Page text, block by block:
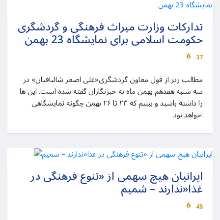
تدارکات وزارت میراث فرهنگی و گردشگری
حکومت اسلامی برای نمایشگاه 23 بهمن
37
مطالب زیر از قول معاون گردشگری«علی اصغر شالبافیان» در
سه شنبه هفدهم بهمن ماه به خبرنگاران گفته شده است. این ها
را داشته باشید و ببنیم که ۲۳ تا ۲۶ بهمن چگونه نمایشگاهی
خواهد بود:
ایرانیان هیچ سهمی از «تنوع فرهنگی در
غذا«ندارند – شمیم
48